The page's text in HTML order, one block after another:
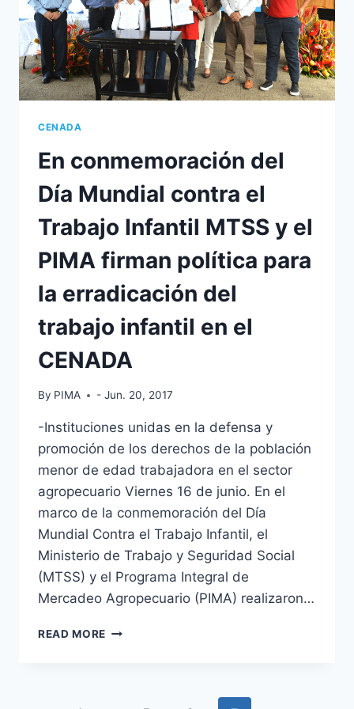
CENADA
En conmemoración del
Día Mundial contra el
Trabajo Infantil MTSS y el
PIMA firman política para
la erradicación del
trabajo infantil en el
CENADA
By PIMA - Jun. 20, 2017
-Instituciones unidas en la defensa y
promoción de los derechos de la población
menor de edad trabajadora en el sector
agropecuario Viernes 16 de junio. En el
marco de la conmemoración del Día
Mundial Contra el Trabajo Infantil, el
Ministerio de Trabajo y Seguridad Social
(MTSS) y el Programa Integral de
Mercadeo Agropecuario (PIMA) realizaron…
READ MORE EN